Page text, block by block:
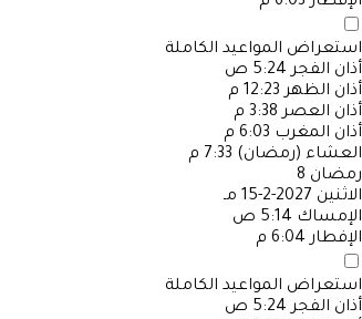
استعراض المواعيد الكاملة
أذان الفجر 5:24 ص
أذان الظهر 12:23 م
أذان العصر 3:38 م
أذان المغرب 6:03 م
العشاء (رمضان) 7:33 م
رمضان 8
الاثنين 2027-2-15 مـ
الإمساك 5:14 ص
الإفطار 6:04 م
استعراض المواعيد الكاملة
أذان الفجر 5:24 ص